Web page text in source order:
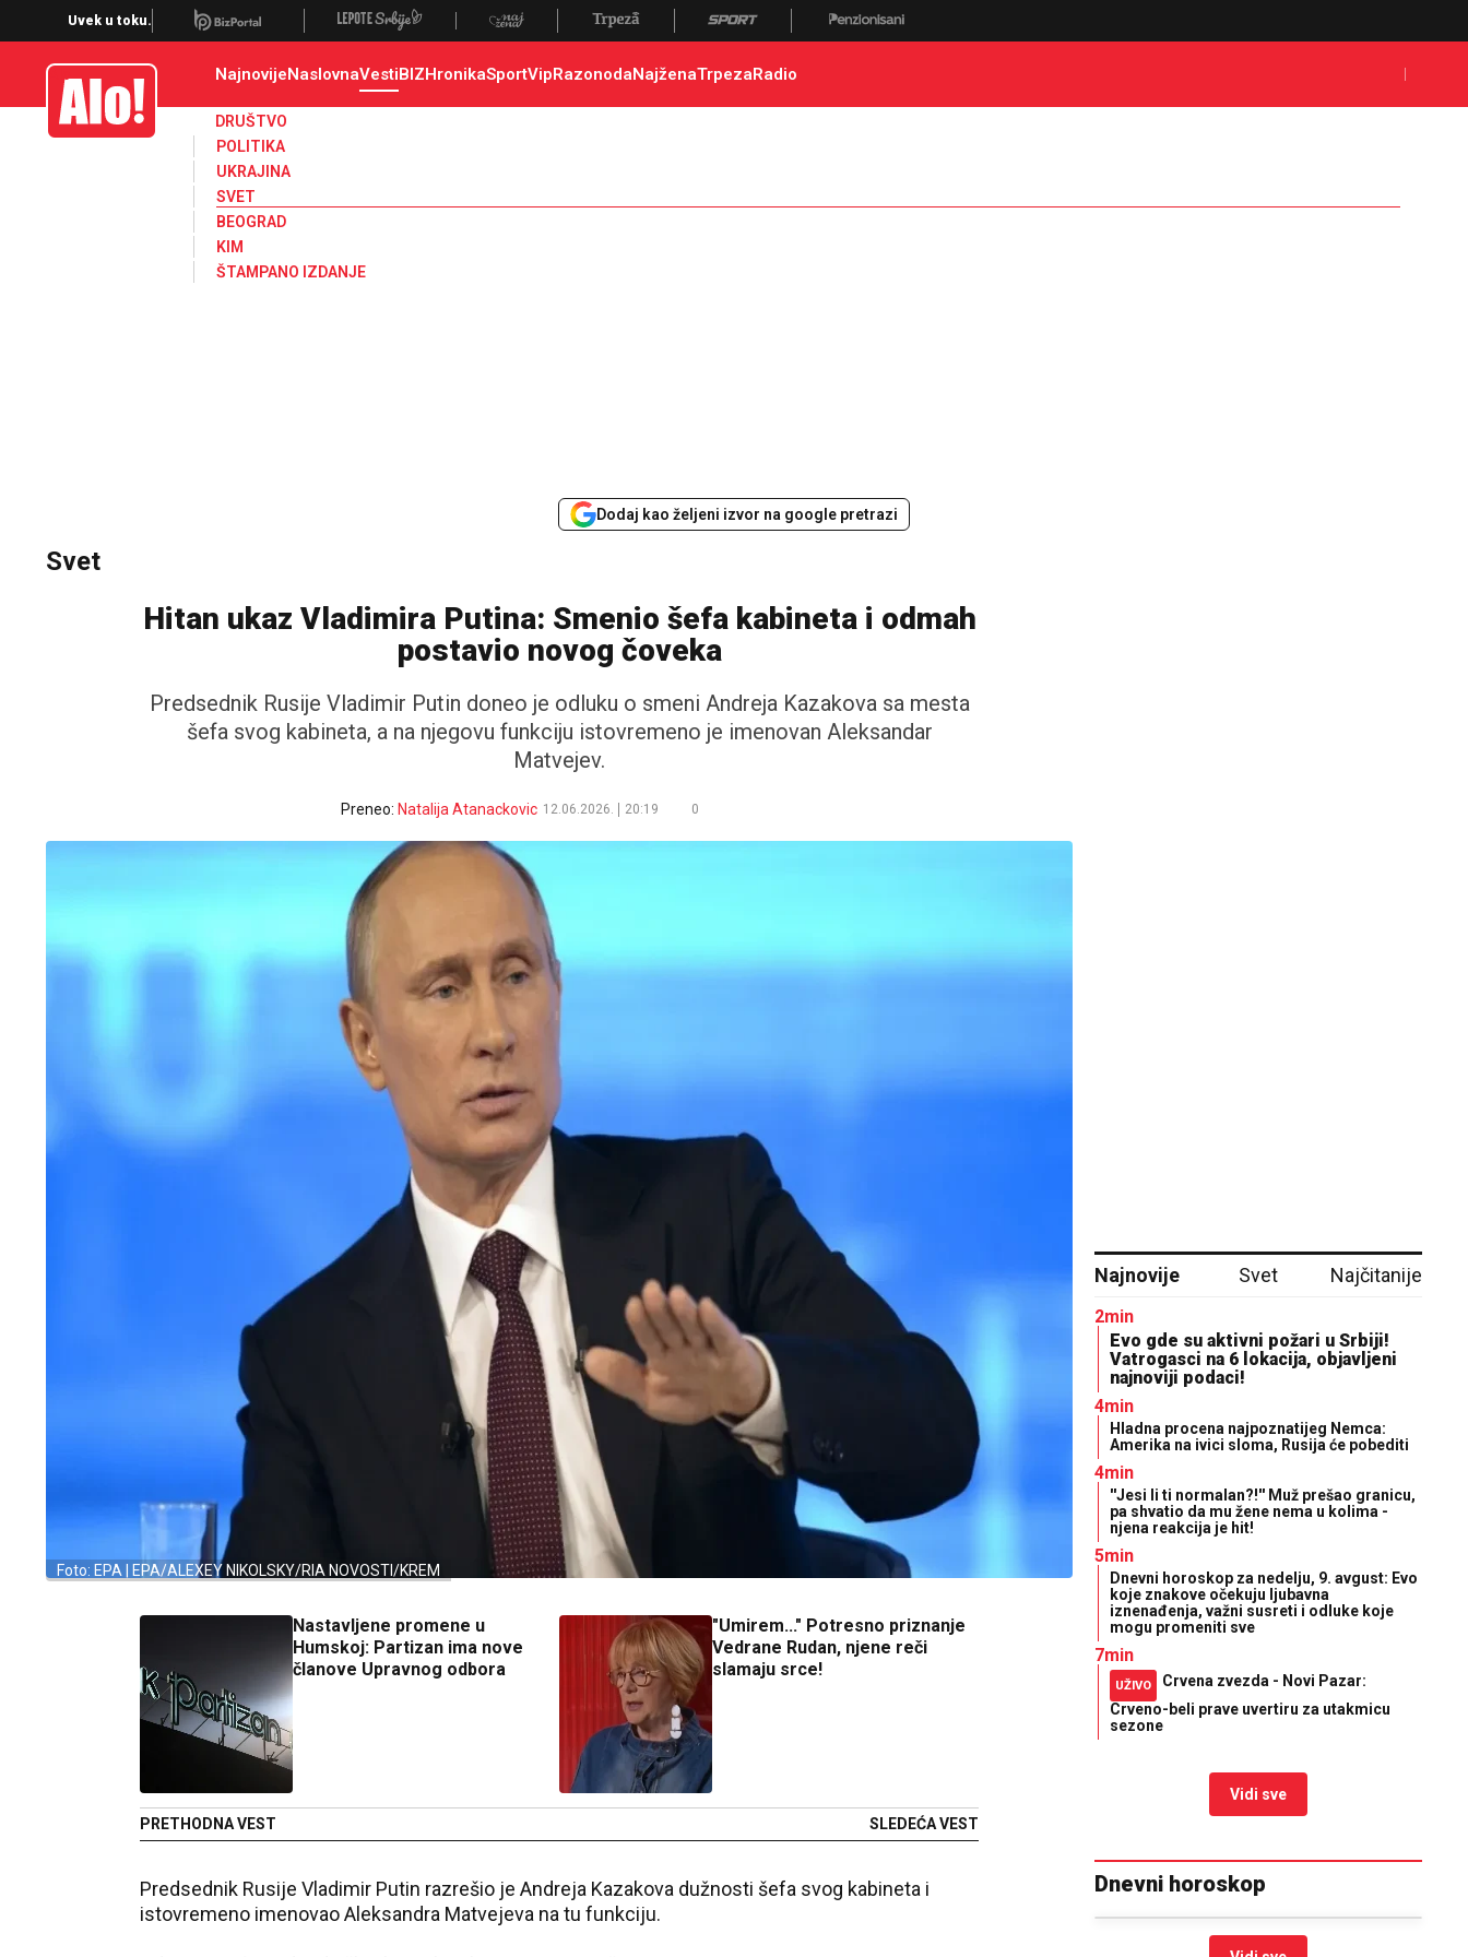
Svet, Ruske vesti, Planeta, Region
Uvek u toku.
Alo NajnovijeNaslovnaVestiBIZHronikaSportVipRazonodaNajženaTrpezaRadio
DRUŠTVO
POLITIKA
UKRAJINA
SVET
BEOGRAD
KIM
ŠTAMPANO IZDANJE
Dodaj kao željeni izvor na google pretrazi
Svet
Hitan ukaz Vladimira Putina: Smenio šefa kabineta i odmah
postavio novog čoveka
Predsednik Rusije Vladimir Putin doneo je odluku o smeni Andreja Kazakova sa mesta
šefa svog kabineta, a na njegovu funkciju istovremeno je imenovan Aleksandar
Matvejev.
Preneo: Natalija Atanackovic 12.06.2026. 20:19 0
Foto: EPA | EPA/ALEXEY NIKOLSKY/RIA NOVOSTI/KREM
Nastavljene promene u
Humskoj: Partizan ima nove
članove Upravnog odbora
PRETHODNA VEST
"Umirem..." Potresno priznanje
Vedrane Rudan, njene reči
slamaju srce!
SLEDEĆA VEST
Predsednik Rusije Vladimir Putin razrešio je Andreja Kazakova dužnosti šefa svog kabineta i
istovremeno imenovao Aleksandra Matvejeva na tu funkciju.
Najnovije Svet Najčitanije
2min
Evo gde su aktivni požari u Srbiji!
Vatrogasci na 6 lokacija, objavljeni
najnoviji podaci!
4min
Hladna procena najpoznatijeg Nemca:
Amerika na ivici sloma, Rusija će pobediti
4min
''Jesi li ti normalan?!'' Muž prešao granicu,
pa shvatio da mu žene nema u kolima -
njena reakcija je hit!
5min
Dnevni horoskop za nedelju, 9. avgust: Evo
koje znakove očekuju ljubavna
iznenađenja, važni susreti i odluke koje
mogu promeniti sve
7min
UŽIVO
Crvena zvezda - Novi Pazar:
Crveno-beli prave uvertiru za utakmicu
sezone
Vidi sve
Dnevni horoskop